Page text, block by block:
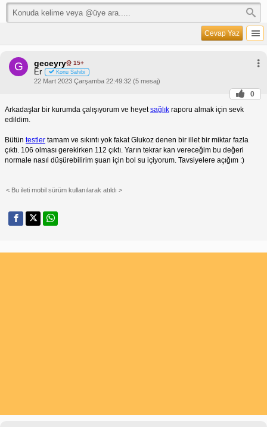
Cevap Yaz
G geceyry 15+
Er Konu Sahibi
22 Mart 2023 Çarşamba 22:49:32 (5 mesaj)
0
Arkadaşlar bir kurumda çalışıyorum ve heyetsağlık raporu almak için sevk
edildim.
Bütün testler tamam ve sıkıntı yok fakat Glukoz denen bir illet bir miktar fazla
çıktı. 106 olması gerekirken 112 çıktı. Yarın tekrar kan vereceğim bu değeri
normale nasıl düşürebilirim şuan için bol su içiyorum. Tavsiyelere açığım :)
< Bu ileti mobil sürüm kullanılarak atıldı >